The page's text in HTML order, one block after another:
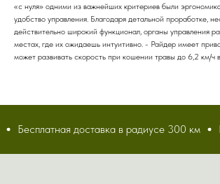
«с нуля» одними из важнейших критериев были
удобство управления. Благодаря детальной проработке,
действительно широкий функционал, органы управления
местах, где их ожидаешь интуитивно. - Райдер имеет
может развивать скорость при кошении травы до 6,2 км/ч
Бесплатная доставка в радиусе 300 км